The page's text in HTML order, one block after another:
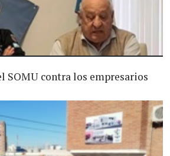
SOMU contra los empresarios